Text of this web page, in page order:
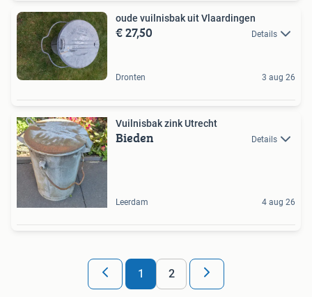
oude vuilnisbak uit Vlaardingen
€ 27,50 Details
Dronten 3 aug 26
Vuilnisbak zink Utrecht
Bieden Details
Leerdam 4 aug 26
1 2